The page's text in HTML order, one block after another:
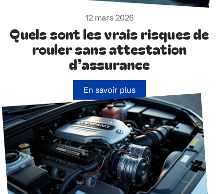
12 mars 2026
Quels sont les vrais risques de
rouler sans attestation
d’assurance
En savoir plus